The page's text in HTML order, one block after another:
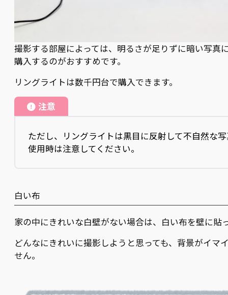
撮影する部屋によっては、明るさが足りずに暗い写真
購入するのがおすすめです。
リングライトは数千円台で購入できます。
注意
ただし、リングライトは黒目に反射して不自然な
使用時は注意してください。
白い布
家の中にきれいな白壁がない場合は、白い布を壁に貼
どんなにきれいに撮影しようと思っても、背景がイマ
せん。